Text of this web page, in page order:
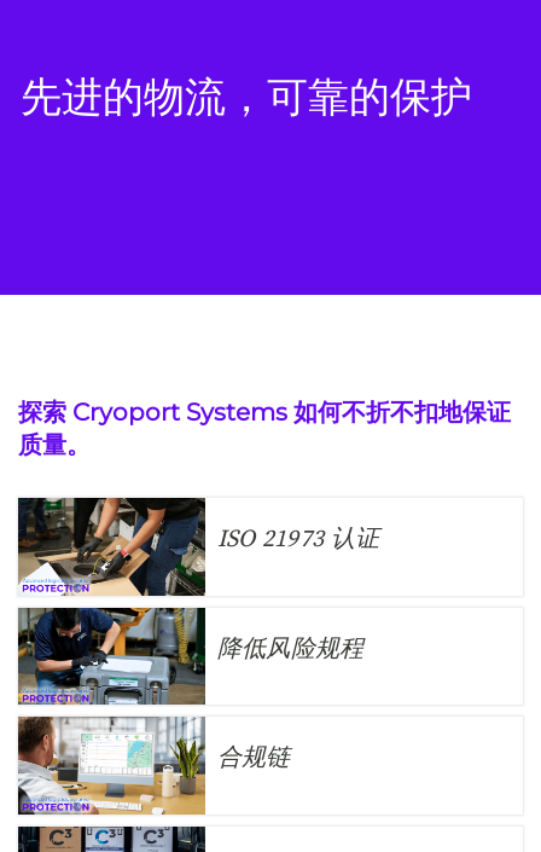
先进的物流，可靠的保护
探索 Cryoport Systems 如何不折不扣地保证
质量。
ISO 21973 认证
降低风险规程
合规链